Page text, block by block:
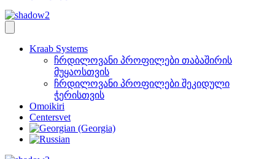
Kraab Systems
ჩრდილოვანი პროფილები თაბაშირის
მუყაოსთვის
ჩრდილოვანი პროფილები შეკიდული
ჭერისთვის
Omoikiri
Centersvet